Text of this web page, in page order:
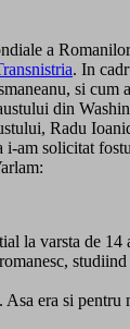
a
. In
si
din
Radu
am solicitat
la varsta de
era si